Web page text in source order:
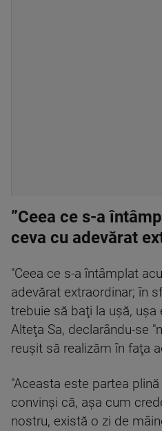
”Ceea ce s-a
ceva cu adevărat
"Ceea ce s-a întâmplat
adevărat extraordinar; în
trebuie să baţi la uşă, uşa
Alteţa Sa, declarându-se
reuşit să realizăm în faţa
"Aceasta este partea
convinşi că, aşa cum
nostru, există o zi de